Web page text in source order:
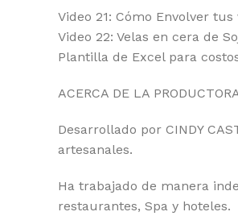
Video 21: Cómo Envolver
Video 22: Velas en cera de
Plantilla de Excel para
ACERCA DE LA
Desarrollado por CINDY
artesanales.
Ha trabajado de manera
restaurantes, Spa y hoteles.